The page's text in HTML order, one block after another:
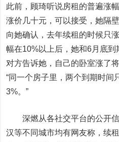
此前，顾琦听说房租的普遍涨
涨价几十元，可以接受，她隔
向她确认，去年续租的时候只
幅在10%以上后，她和6月底到
对方告诉她，自己的卧室涨了
“同一个房子里，两个到期时间
3%。”
深燃从各社交平台的公开信
汉等不同城市均有网友称，续